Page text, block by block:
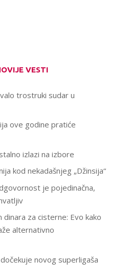
VESTI
trostruki sudar u
ove godine pratiće
izlazi na izbore
kod nekadašnjeg „Džinsija“
je pojedinačna,
za cisterne: Evo kako
alternativno
novog superligaša